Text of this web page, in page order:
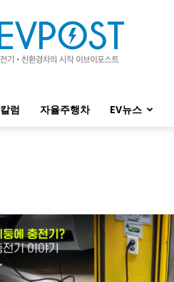
칼럼 자율주행차 EV뉴스